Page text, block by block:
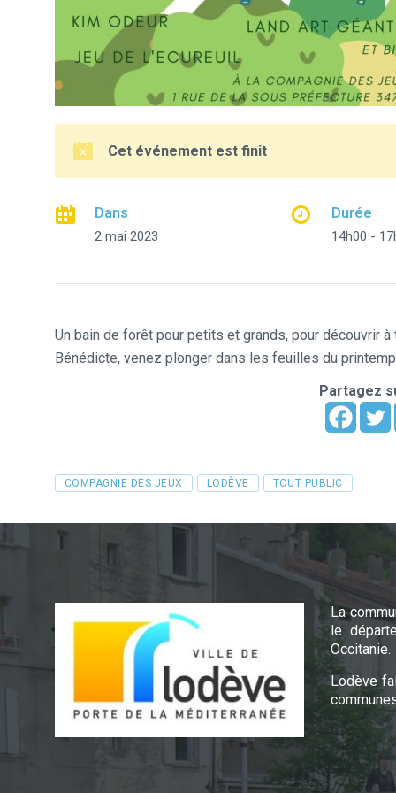
Cet événement est finit
Dans
2 mai 2023
Durée
14h00 -
Un bain de forêt pour petits et grands, pour découvrir
Bénédicte, venez plonger dans les feuilles du
Partagez
Tags
COMPAGNIE DES JEUX LODÈVE TOUT PUBLIC
La
le
Occitanie.
Lodève